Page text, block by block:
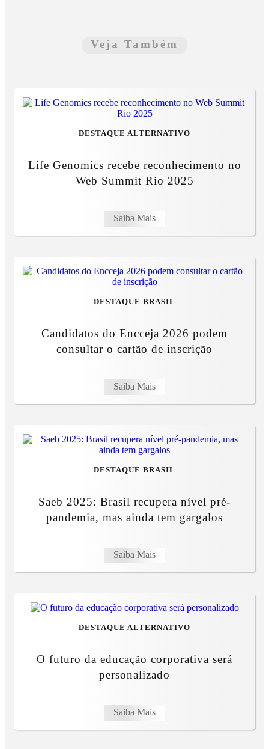
Veja Também
DESTAQUE ALTERNATIVO
Life Genomics recebe reconhecimento no
Web Summit Rio 2025
Saiba Mais
DESTAQUE BRASIL
Candidatos do Encceja 2026 podem
consultar o cartão de inscrição
Saiba Mais
DESTAQUE BRASIL
Saeb 2025: Brasil recupera nível pré-
pandemia, mas ainda tem gargalos
Saiba Mais
DESTAQUE ALTERNATIVO
O futuro da educação corporativa será
personalizado
Saiba Mais